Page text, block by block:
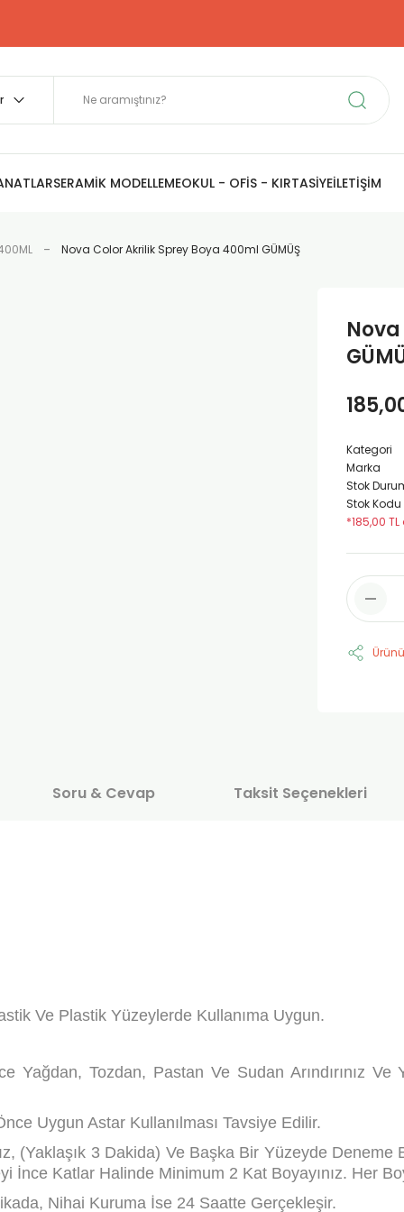
SERAMİK MODELLEMEOKUL - OFİS - KIRTASİYEİLETİŞİM
Nova Color Akrilik Sprey Boya 400ml GÜMÜŞ
Kategori
Marka
Stok
Stok Kodu
*185,00
Soru & Cevap Taksit Seçenekleri
Ve Plastik Yüzeylerde Kullanıma Uygun.
Yağdan, Tozdan, Pastan Ve Sudan Arındırınız
Uygun Astar Kullanılması Tavsiye Edilir.
(Yaklaşık 3 Dakida) Ve Başka Bir Yüzeyde Deneme
İnce Katlar Halinde Minimum 2 Kat Boyayınız. Her
Nihai Kuruma İse 24 Saatte Gerçekleşir.